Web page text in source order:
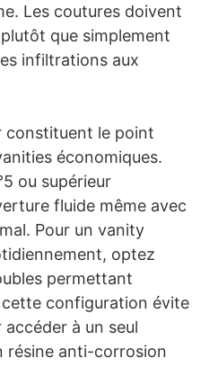
Les coutures doivent
que simplement
infiltrations aux
constituent le point
économiques.
ou supérieur
fluide même avec
Pour un vanity
optez
permettant
cette configuration évite
à un seul
résine anti-corrosion